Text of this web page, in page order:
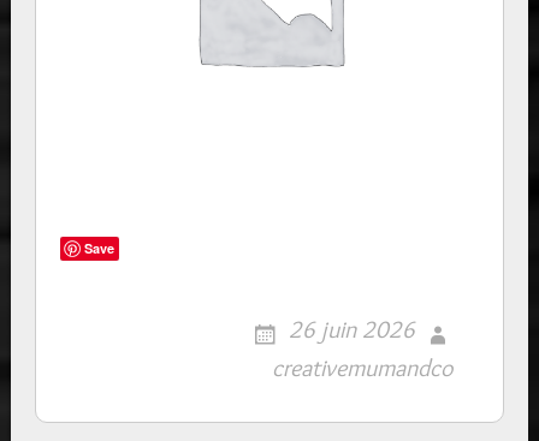
Save
26 juin 2026
creativemumandco